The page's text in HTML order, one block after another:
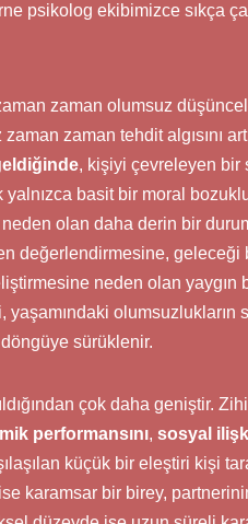
zaman olumsuz
zaman tehdit algısını
, kişiyi çevreleyen bir
yalnızca basit bir moral
neden olan daha derin bir
değerlendirmesine,
neden olan
olumsuzlukların
sürüklenir.
çok daha geniştir.
performansını, sosyal
küçük bir eleştiri kişi
karamsar bir birey,